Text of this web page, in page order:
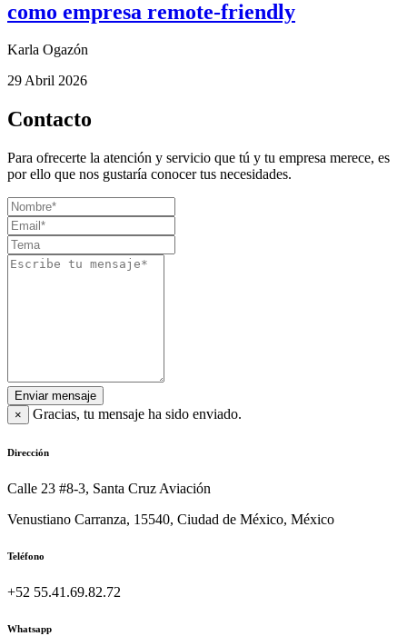
como empresa remote-friendly
Karla Ogazón
29 Abril 2026
Contacto
Para ofrecerte la atención y servicio que tú y tu empresa merece, es
por ello que nos gustaría conocer tus necesidades.
Enviar mensaje
×
Gracias, tu mensaje ha sido enviado.
Dirección
Calle 23 #8-3, Santa Cruz Aviación
Venustiano Carranza, 15540, Ciudad de México, México
Teléfono
+52 55.41.69.82.72
Whatsapp